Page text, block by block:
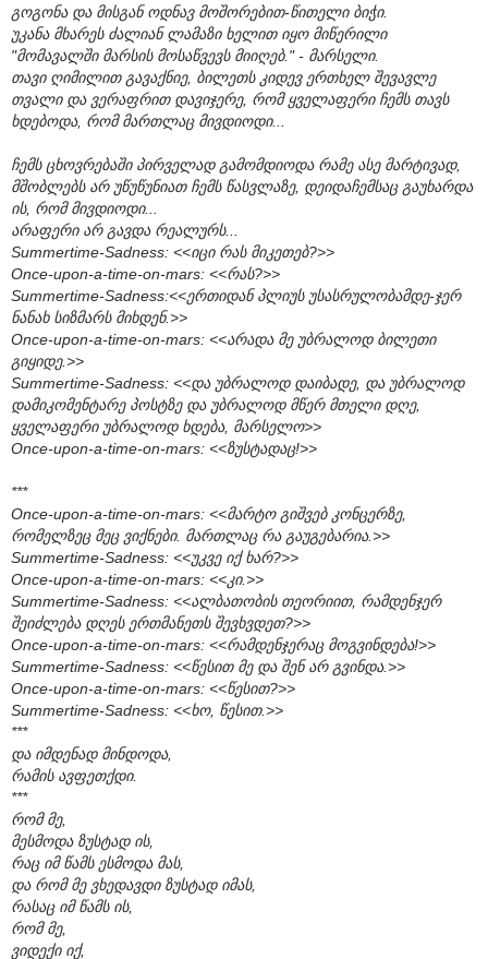
გოგონა და მისგან ოდნავ მოშორებით-წითელი ბიჭი.
უკანა მხარეს ძალიან ლამაზი ხელით იყო მიწერილი
"მომავალში მარსის მოსაწვევს მიიღებ." - მარსელი.
თავი ღიმილით გავაქნიე, ბილეთს კიდევ ერთხელ შევავლე
თვალი და ვერაფრით დავიჯერე, რომ ყველაფერი ჩემს თავს
ხდებოდა, რომ მართლაც მივდიოდი...
ჩემს ცხოვრებაში პირველად გამომდიოდა რამე ასე მარტივად,
მშობლებს არ უწუწუნიათ ჩემს წასვლაზე, დეიდაჩემსაც გაუხარდა
ის, რომ მივდიოდი...
არაფერი არ გავდა რეალურს...
Summertime-Sadness: <<იცი რას მიკეთებ?>>
Once-upon-a-time-on-mars: <<რას?>>
Summertime-Sadness:<<ერთიდან პლიუს უსასრულობამდე-ჯერ
ნანახ სიზმარს მიხდენ.>>
Once-upon-a-time-on-mars: <<არადა მე უბრალოდ ბილეთი
გიყიდე.>>
Summertime-Sadness: <<და უბრალოდ დაიბადე, და უბრალოდ
დამიკომენტარე პოსტზე და უბრალოდ მწერ მთელი დღე,
ყველაფერი უბრალოდ ხდება, მარსელო>>
Once-upon-a-time-on-mars: <<ზუსტადაც!>>
***
Once-upon-a-time-on-mars: <<მარტო გიშვებ კონცერზე,
რომელზეც მეც ვიქნები. მართლაც რა გაუგებარია.>>
Summertime-Sadness: <<უკვე იქ ხარ?>>
Once-upon-a-time-on-mars: <<კი.>>
Summertime-Sadness: <<ალბათობის თეორიით, რამდენჯერ
შეიძლება დღეს ერთმანეთს შევხვდეთ?>>
Once-upon-a-time-on-mars: <<რამდენჯერაც მოგვინდება!>>
Summertime-Sadness: <<წესით მე და შენ არ გვინდა.>>
Once-upon-a-time-on-mars: <<წესით?>>
Summertime-Sadness: <<ხო, წესით.>>
***
და იმდენად მინდოდა,
რამის ავფეთქდი.
***
რომ მე,
მესმოდა ზუსტად ის,
რაც იმ წამს ესმოდა მას,
და რომ მე ვხედავდი ზუსტად იმას,
რასაც იმ წამს ის,
რომ მე,
ვიდექი იქ,